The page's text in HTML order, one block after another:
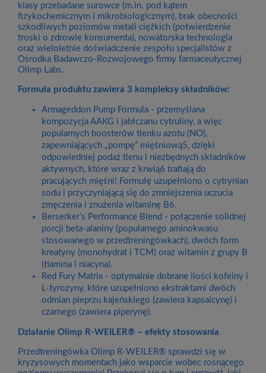
klasy przebadane surowce (m.in. pod kątem
fizykochemicznym i mikrobiologicznym), brak obecności
szkodliwych poziomów metali ciężkich (potwierdzenie
troski o zdrowie konsumenta), nowatorska technologia
oraz wieloletnie doświadczenie zespołu specjalistów z
Ośrodka Badawczo-Rozwojowego firmy farmaceutycznej
Olimp Labs.
Formuła produktu zawiera 3 kompleksy składników:
Armageddon Pump Formula - przemyślana
kompozycja AAKG i jabłczanu cytruliny, a więc
popularnych boosterów tlenku azotu (NO),
zapewniających „pompę” mięśniową5, dzięki
odpowiedniej podaż tlenu i niezbędnych składników
aktywnych, które wraz z krwią6 trafiają do
pracujących mięśni! Formułę uzupełniono o cytrynian
sodu i przyczyniającą się do zmniejszenia uczucia
zmęczenia i znużenia witaminę B6.
Berserker’s Performance Blend - połączenie solidnej
porcji beta-alaniny (popularnego aminokwasu
stosowanego w przedtreningówkach), dwóch form
kreatyny (monohydrat i TCM) oraz witamin z grupy B
(tiamina i niacyna).
Red Fury Matrix - optymalnie dobrane ilości kofeiny i
L-tyrozyny, które uzupełniono ekstraktami dwóch
odmian pieprzu kajeńskiego (zawiera kapsaicynę) i
czarnego (zawiera piperynę).
Działanie Olimp R-WEILER® – efekty stosowania
Przedtreningówka Olimp R-WEILER® sprawdzi się w
kryzysowych momentach jako wsparcie wobec rosnącego